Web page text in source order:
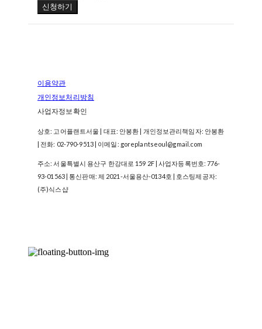
신청하기
이용약관
개인정보처리방침
사업자정보확인
상호: 고어플랜트서울 | 대표: 안봉환 | 개인정보관리책임자: 안봉환
| 전화: 02-790-9513 | 이메일: goreplantseoul@gmail.com
주소: 서울특별시 용산구 한강대로 159 2F | 사업자등록번호:776-
93-01563| 통신판매: 제 2021-서울용산-0134호 | 호스팅제공자:
(주)식스샵